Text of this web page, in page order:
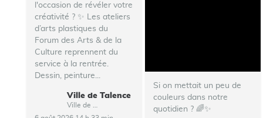
l'occasion de révéler votre
créativité ? ✨ Les ateliers
d’arts plastiques du
Forum des Arts & de la
Culture reprennent du
service à la rentrée.
Dessin, peinture...
Ville de Talence
Si on mettait un peu de
couleurs dans notre
quotidien ? 🌈✨